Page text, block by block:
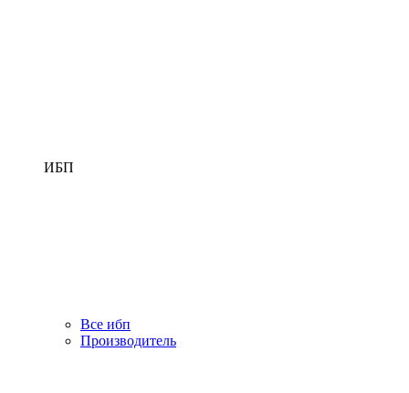
ИБП
Все ибп
Производитель